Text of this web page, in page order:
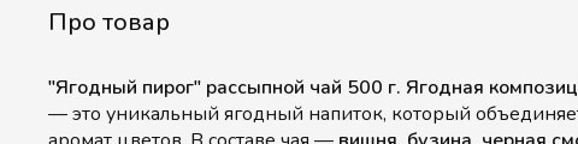
Про товар
"Ягодный пирог" рассыпной чай 500 г. Ягодная
— это уникальный ягодный напиток, который